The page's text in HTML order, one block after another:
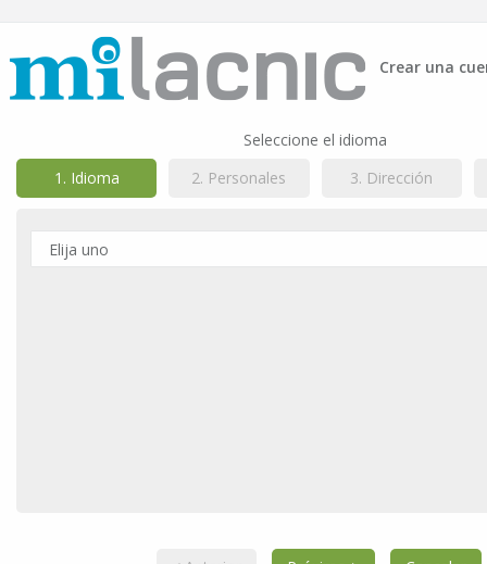
Crear una
Seleccione el idioma
1. Idioma
2. Personales 3. Dirección